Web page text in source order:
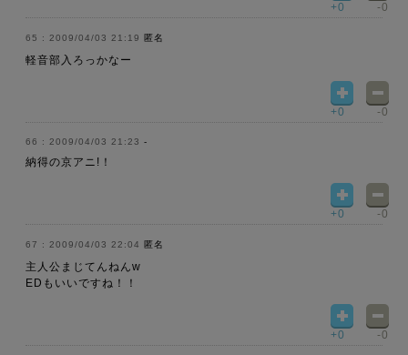
+0 -0
2009/04/03 21:19 匿名
軽音部入ろっかなー
+0 -0
2009/04/03 21:23 -
納得の京アニ!！
+0 -0
2009/04/03 22:04 匿名
主人公まじてんねんw
EDもいいですね！！
+0 -0